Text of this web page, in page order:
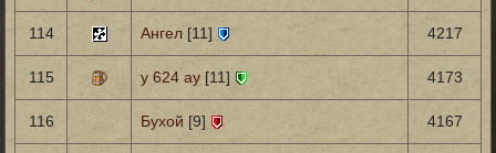
114 Ангел [11] 4217
115 у 624 ау [11] 4173
116 Бухой [9] 4167